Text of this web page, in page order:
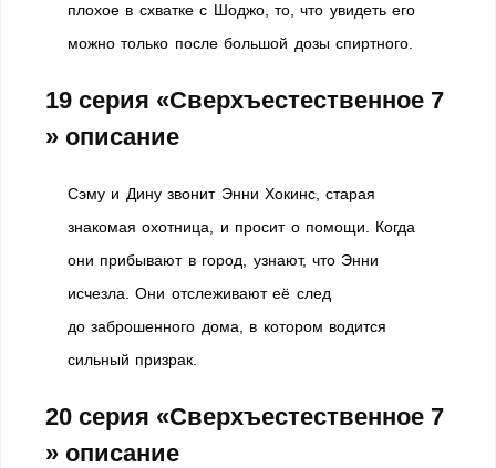
плохое в схватке с Шоджо, то, что увидеть его
можно только после большой дозы спиртного.
19 серия «Сверхъестественное 7
» описание
Сэму и Дину звонит Энни Хокинс, старая
знакомая охотница, и просит о помощи. Когда
они прибывают в город, узнают, что Энни
исчезла. Они отслеживают её след
до заброшенного дома, в котором водится
сильный призрак.
20 серия «Сверхъестественное 7
» описание